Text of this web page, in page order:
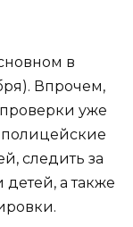
в
Впрочем,
уже
полицейские
следить за
а также